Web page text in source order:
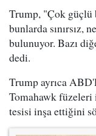
Trump, "Çok güçlü
bunlarda sınırsız,
bulunuyor. Bazı
dedi.
Trump ayrıca
Tomahawk
tesisi inşa ettiğini